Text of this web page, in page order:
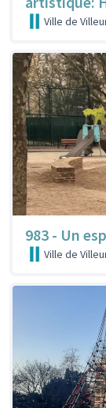
Ville de
983 - Un
Ville de